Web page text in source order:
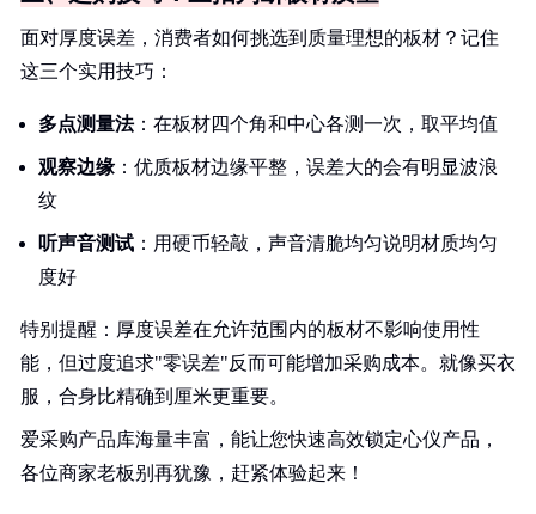
面对厚度误差，消费者如何挑选到质量理想的板材？记住
这三个实用技巧：
多点测量法：在板材四个角和中心各测一次，取平均值
观察边缘 ：优质板材边缘平整，误差大的会有明显波浪
纹
听声音测试 ：用硬币轻敲，声音清脆均匀说明材质均匀
度好
特别提醒：厚度误差在允许范围内的板材不影响使用性
能，但过度追求"零误差"反而可能增加采购成本。就像买衣
服，合身比精确到厘米更重要。
爱采购产品库海量丰富，能让您快速高效锁定心仪产品，
各位商家老板别再犹豫，赶紧体验起来！